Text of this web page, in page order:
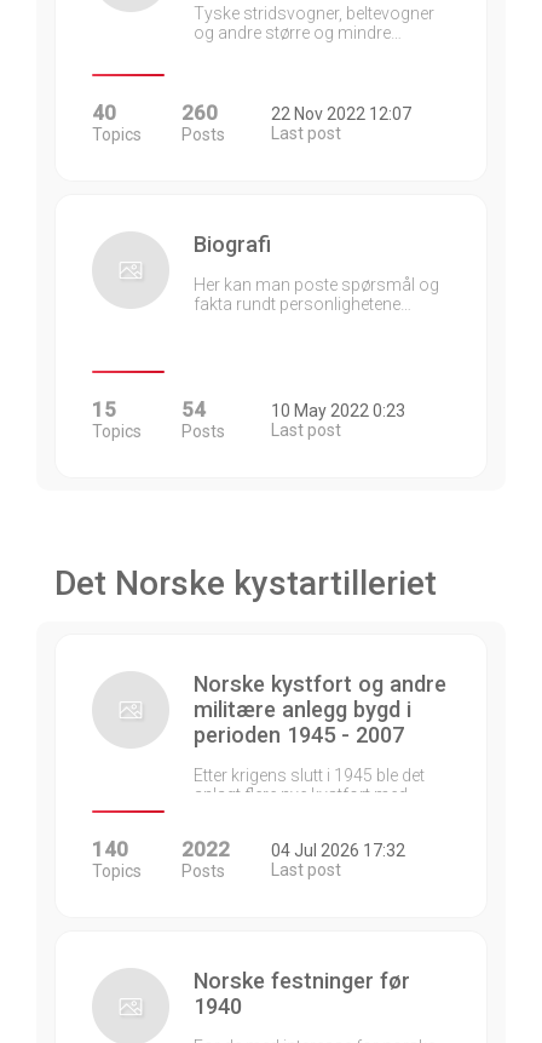
Tyske stridsvogner, beltevogner
og andre større og mindre…
40
Topics
260
Posts
22 Nov 2022 12:07
Last post
Biografi
Her kan man poste spørsmål og
fakta rundt personlighetene…
15
Topics
54
Posts
10 May 2022 0:23
Last post
Det Norske kystartilleriet
Norske kystfort og andre
militære anlegg bygd i
perioden 1945 - 2007
Etter krigens slutt i 1945 ble det
anlagt flere nye kystfort med…
140
Topics
2022
Posts
04 Jul 2026 17:32
Last post
Norske festninger før
1940